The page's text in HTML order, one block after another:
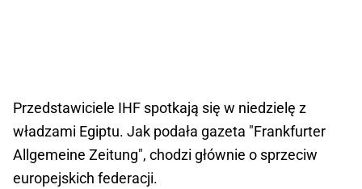
Przedstawiciele IHF spotkają się w niedzielę z
władzami Egiptu. Jak podała gazeta "Frankfurter
Allgemeine Zeitung", chodzi głównie o sprzeciw
europejskich federacji.